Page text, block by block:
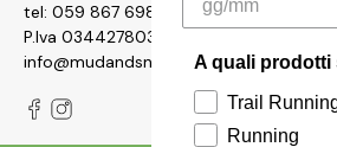
tel: 059 867 6987
P.Iva 03442780361
info@mudandsnow.comA quali prodotti
Trail
Running